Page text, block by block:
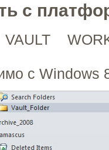
с
с Windows